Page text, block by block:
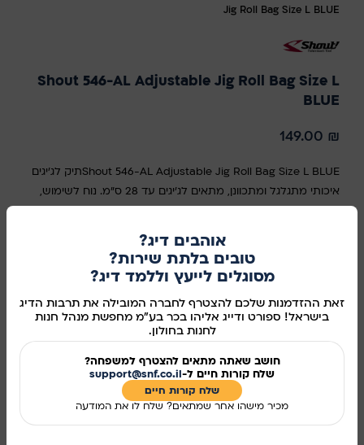
אוהבים דיג?
טובים בלתת שירות?
מסוגלים לייעץ וללמד דיג?
זאת ההזדמנות שלכם להצטרף לחברה המובילה את תרבות הדיג
בישראל! ספורט ודייג אליהו בכר בע"מ מחפשת מנהל חנות
לחנות בחולון.
חושב שאתה מתאים להצטרף למשפחה?
שלח קורות חיים ל-support@snf.co.il
שלח קורות חיים​
מכיר מישהו אחר שמתאים? שלח לו את המודעה
Jig Roll Bag Size L BLUE
Shout 546-AL Adjustable Jig Roll Bag Size L
BLUE
149.00 ₪
Shout 546-AL Adjustable Jig Roll Bag Size L BLUEתיק לג'יגים
איכותי מתגלגל ומתכוונן, מתאים לג'יגים עד 28 ס"מ. נוח לשימוש,
קומפקטי ומגן על הג'יגים ממכות ונפילות.
הוספה לסל
קנו עכשיו